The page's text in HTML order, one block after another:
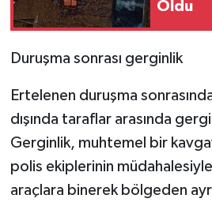
Oldu
Duruşma sonrası gerginlik
Ertelenen duruşma
dışında taraflar arasında
Gerginlik, muhtemel bir
polis ekiplerinin
araçlara binerek bölgeden